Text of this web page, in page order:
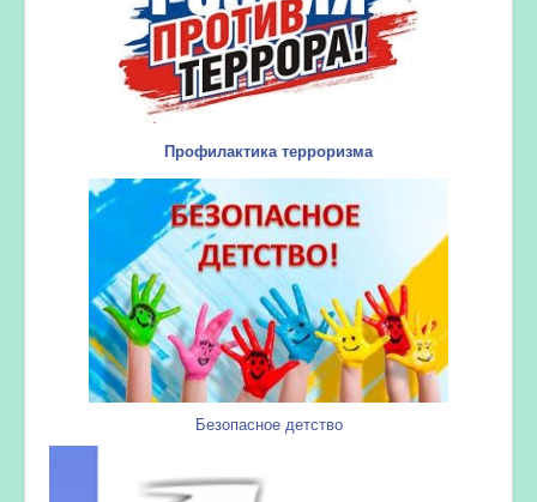
Профилактика терроризма
Безопасное детство